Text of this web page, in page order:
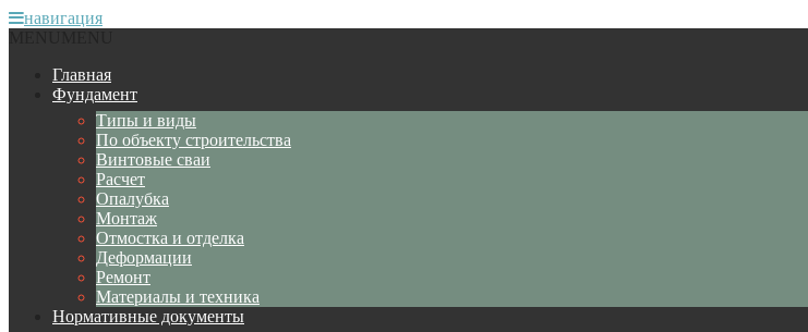
навигация
Главная
Фундамент
Типы и виды
По объекту строительства
Винтовые сваи
Расчет
Опалубка
Монтаж
Отмостка и отделка
Деформации
Ремонт
Материалы и техника
Нормативные документы